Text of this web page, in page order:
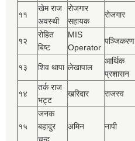
११
खेम राज
अवस्थी
रोजगार
सहायक
रोजगार
१२
रोहित
बिष्‍ट
MIS
Operator
पञ्‍जिकरण
१३ शिव थापा लेखापाल
आर्थिक
प्रशासन
१४
तर्क राज
भट्ट
खरिदार राजस्‍व
१५
जनक
बहादुर
अमिन नापी